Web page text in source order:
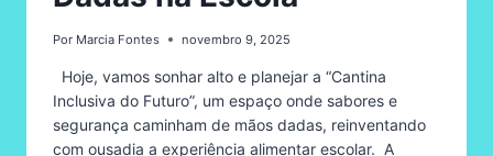
Por Marcia Fontes novembro 9, 2025
Hoje, vamos sonhar alto e planejar a “Cantina
Inclusiva do Futuro”, um espaço onde sabores e
segurança caminham de mãos dadas, reinventando
com ousadia a experiência alimentar escolar. A